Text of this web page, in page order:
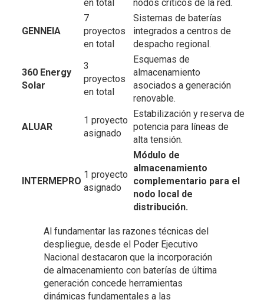
en total
nodos críticos de la red.
GENNEIA
7
proyectos
en total
Sistemas de baterías
integrados a centros de
despacho regional.
360 Energy
Solar
3
proyectos
en total
Esquemas de
almacenamiento
asociados a generación
renovable.
ALUAR
1 proyecto
asignado
Estabilización y reserva de
potencia para líneas de
alta tensión.
INTERMEPRO
1 proyecto
asignado
Módulo de
almacenamiento
complementario para el
nodo local de
distribución.
Al fundamentar las razones técnicas del
despliegue, desde el Poder Ejecutivo
Nacional destacaron que la incorporación
de almacenamiento con baterías de última
generación concede herramientas
dinámicas fundamentales a las